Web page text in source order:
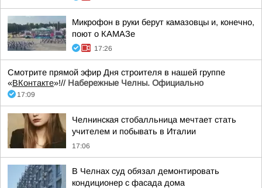
Микрофон в руки берут камазовцы и, конечно,
поют о КАМАЗе
17:26
Смотрите прямой эфир Дня строителя в нашей группе
«ВКонтакте»!// Набережные Челны. Официально
17:09
Челнинская стобалльница мечтает стать
учителем и побывать в Италии
17:06
В Челнах суд обязал демонтировать
кондиционер с фасада дома